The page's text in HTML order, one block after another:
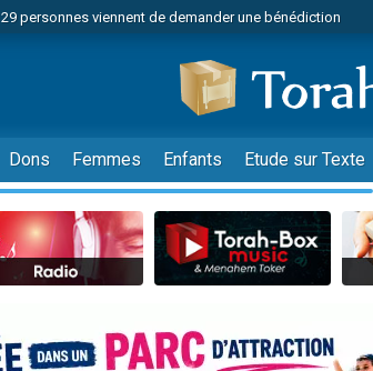
29 personnes viennent de demander une bénédiction
16 personnes viennent de faire un don pour Diane,
2 personnes viennent de nous rejoindre sur WhatsApp
6 personnes viennent de nous rejoindre sur WhatsApp
4 personnes viennent de faire un don pour Reloger
2 personnes viennent de faire un don pour 1 Journée
17 personnes viennent de demander une bénédiction
4 personnes viennent de nous rejoindre sur WhatsApp
Eva vient de donner son Maasser
Dons Femmes Enfants Etude sur Texte